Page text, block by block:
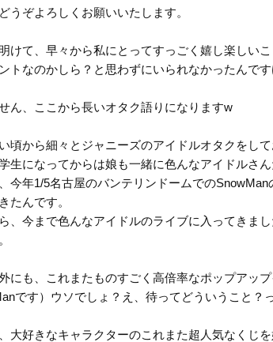
うぞよろしくお願いいたします。
けて、早々から私にとってすっごく嬉し楽しい
トなのかしら？と思わずにいられなかったんで
ん、ここから長いオタク語りになりますw
頃から細々とジャニーズのアイドルオタクをして
生になってからは娘も一緒に色んなアイドルさ
今年1/5名古屋のバンテリンドームでの
たんです。
、今まで色んなアイドルのライブに入ってきま
にも、これまたものすごく高倍率なポップアッ
です）ウソでしょ？え、待ってどういうこと？
大好きなキャラクターのこれまた超人気なくじ